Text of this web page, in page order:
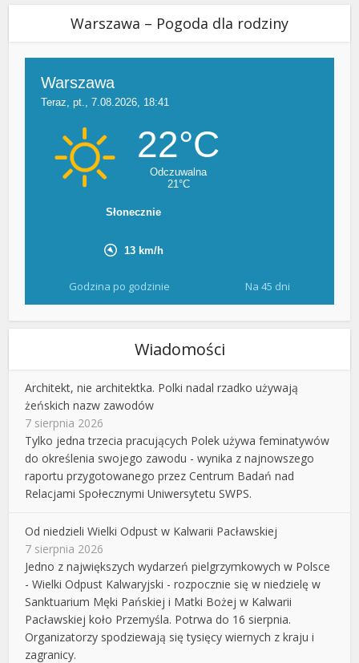
Warszawa – Pogoda dla rodziny
Godzina po godzinie Na 45 dni
Wiadomości
Architekt, nie architektka. Polki nadal rzadko używają
żeńskich nazw zawodów
7 sierpnia 2026
Tylko jedna trzecia pracujących Polek używa feminatywów
do określenia swojego zawodu - wynika z najnowszego
raportu przygotowanego przez Centrum Badań nad
Relacjami Społecznymi Uniwersytetu SWPS.
Od niedzieli Wielki Odpust w Kalwarii Pacławskiej
7 sierpnia 2026
Jedno z największych wydarzeń pielgrzymkowych w Polsce
- Wielki Odpust Kalwaryjski - rozpocznie się w niedzielę w
Sanktuarium Męki Pańskiej i Matki Bożej w Kalwarii
Pacławskiej koło Przemyśla. Potrwa do 16 sierpnia.
Organizatorzy spodziewają się tysięcy wiernych z kraju i
zagranicy.